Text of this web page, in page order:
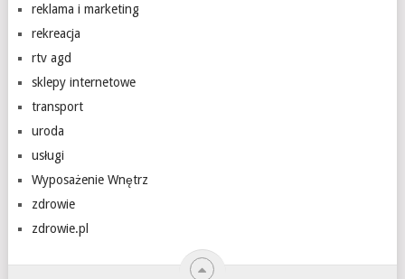
reklama i marketing
rekreacja
rtv agd
sklepy internetowe
transport
uroda
usługi
Wyposażenie Wnętrz
zdrowie
zdrowie.pl